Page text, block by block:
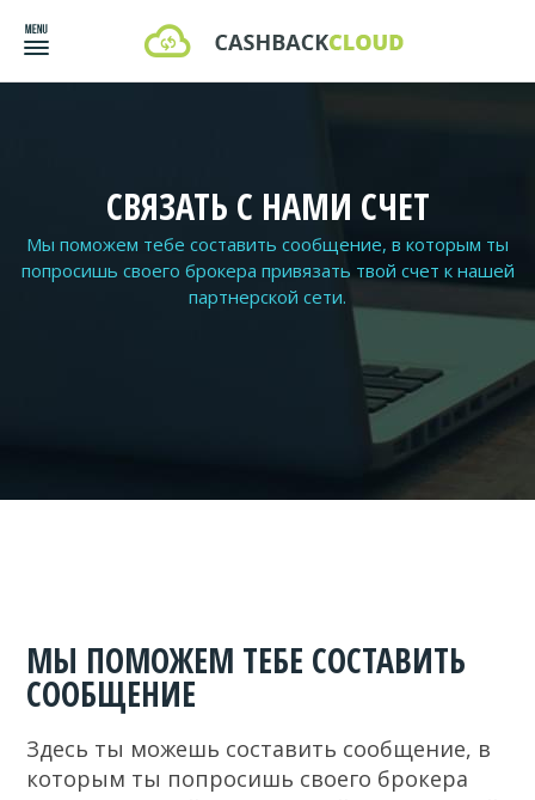
СВЯЗАТЬ С НАМИ СЧЕТ
Мы поможем тебе составить сообщение, в которым ты
попросишь своего брокера привязать твой счет к нашей
партнерской сети.
МЫ ПОМОЖЕМ ТЕБЕ СОСТАВИТЬ
СООБЩЕНИЕ
Здесь ты можешь составить сообщение, в
которым ты попросишь своего брокера